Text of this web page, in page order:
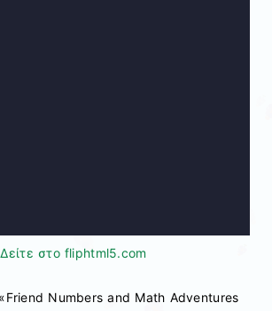
Δείτε στο fliphtml5.com
Numbers and Math Adventures